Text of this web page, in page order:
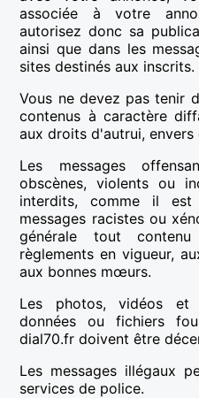
associée à votre
autorisez donc sa
ainsi que dans les
sites destinés aux inscrits.
Vous ne devez pas tenir
contenus à caractère
aux droits d'autrui, envers
Les messages
obscènes, violents ou
interdits, comme il
messages racistes ou
générale tout
règlements en vigueur,
aux bonnes mœurs.
Les photos, vidéos et
données ou fichiers
dial70.fr doivent être
Les messages illégaux
services de police.